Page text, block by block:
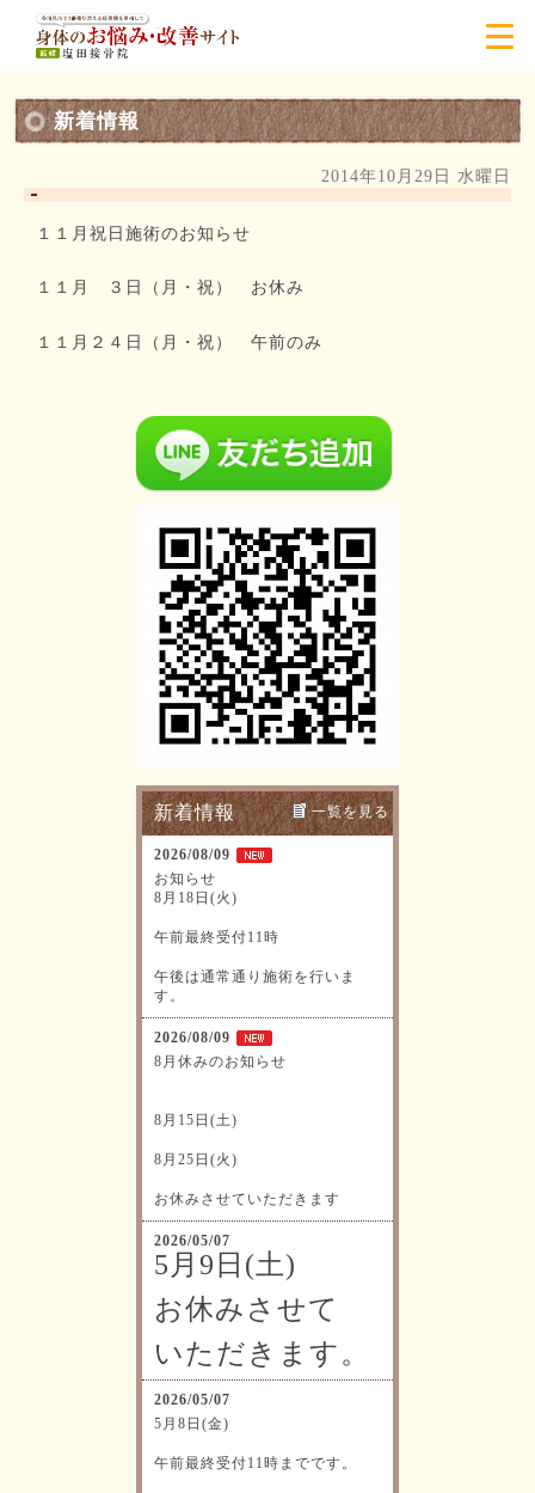
新着情報
2014年10月29日 水曜日
１１月祝日施術のお知らせ
１１月 ３日（月・祝） お休み
１１月２４日（月・祝） 午前のみ
新着情報 一覧を見る
2026/08/09
お知らせ
8月18日(火)
午前最終受付11時
午後は通常通り施術を行いま
す。
2026/08/09
8月休みのお知らせ
8月15日(土)
8月25日(火)
お休みさせていただきます
2026/05/07
5月9日(土)
お休みさせて
いただきます。
2026/05/07
5月8日(金)
午前最終受付11時までです。